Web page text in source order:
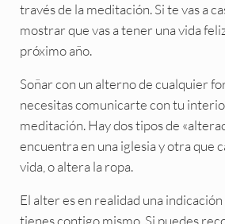
través de la meditación. Si te vas a
mostrar que vas a tener una vida
próximo año.
Soñar con un alterno de cualquier
necesitas comunicarte con tu
meditación. Hay dos tipos de
encuentra en una iglesia y otra que
vida, o altera la ropa.
El alter es en realidad una
tienes contigo mismo. Si puedes